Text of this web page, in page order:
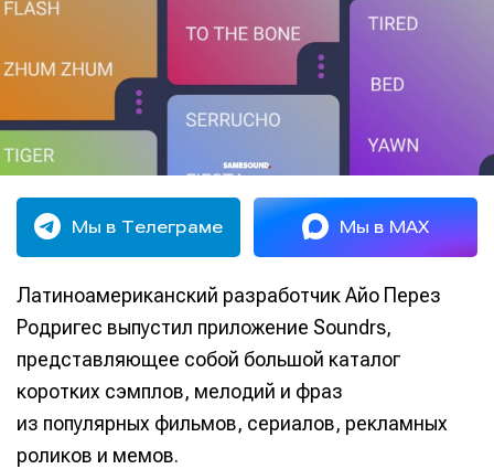
Мы в Телеграме Мы в MAX
Латиноамериканский разработчик Айо Перез
Родригес выпустил приложение Soundrs,
представляющее собой большой каталог
коротких сэмплов, мелодий и фраз
из популярных фильмов, сериалов, рекламных
роликов и мемов.